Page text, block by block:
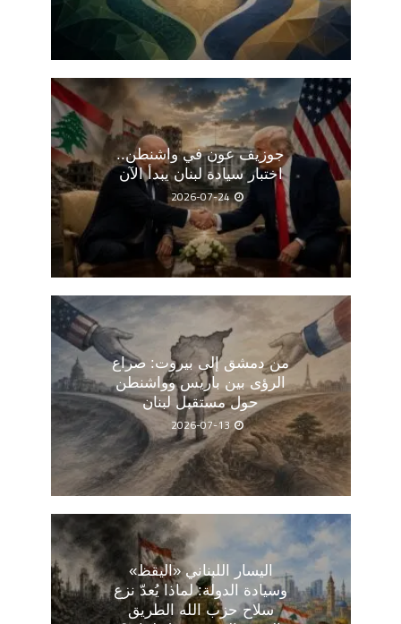
جوزيف عون في واشنطن..
اختبار سيادة لبنان يبدأ الآن
2026-07-24
من دمشق إلى بيروت: صراع
الرؤى بين باريس وواشنطن
حول مستقبل لبنان
2026-07-13
اليسار اللبناني «اليقظ»
وسيادة الدولة: لماذا يُعدّ نزع
سلاح حزب الله الطريق